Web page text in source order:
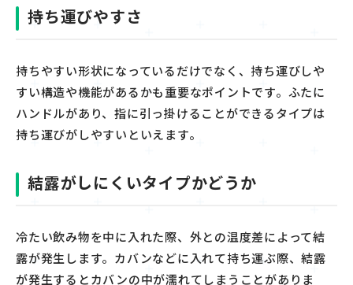
持ち運びやすさ
持ちやすい形状になっているだけでなく、 持ち運びしや
すい構造や機能があるかも重要なポイントです。ふたに
ハンドルがあり、指に引っ掛けることができるタイプは
持ち運びがしやすいといえます。
結露がしにくいタイプかどうか
冷たい飲み物を中に入れた際、外との温度差によって結
露が発生します。カバンなどに入れて持ち運ぶ際、結露
が発生するとカバンの中が濡れてしまうことがありま